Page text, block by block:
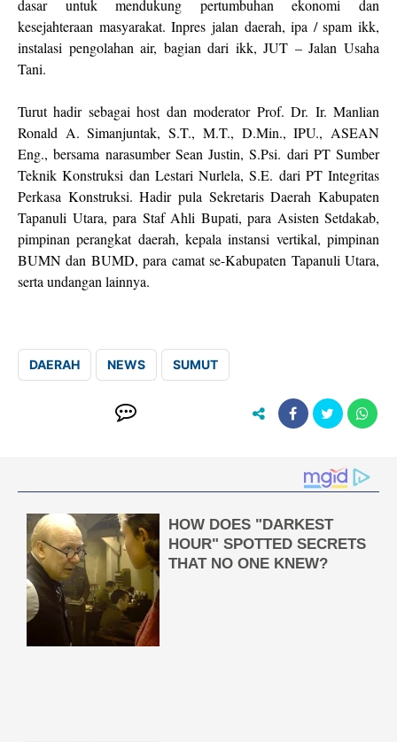
dasar untuk mendukung pertumbuhan ekonomi dan
kesejahteraan masyarakat. Inpres jalan daerah, ipa / spam ikk,
instalasi pengolahan air, bagian dari ikk, JUT – Jalan Usaha
Tani.
‎Turut hadir sebagai host dan moderator Prof. Dr. Ir. Manlian
Ronald A. Simanjuntak, S.T., M.T., D.Min., IPU., ASEAN
Eng., bersama narasumber Sean Justin, S.Psi. dari PT Sumber
Teknik Konstruksi dan Lestari Nurlela, S.E. dari PT Integritas
Perkasa Konstruksi. Hadir pula Sekretaris Daerah Kabupaten
Tapanuli Utara, para Staf Ahli Bupati, para Asisten Setdakab,
pimpinan perangkat daerah, kepala instansi vertikal, pimpinan
BUMN dan BUMD, para camat se-Kabupaten Tapanuli Utara,
serta undangan lainnya.
DAERAH NEWS SUMUT